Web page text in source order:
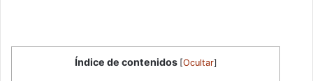
Índice de contenidos [Ocultar]